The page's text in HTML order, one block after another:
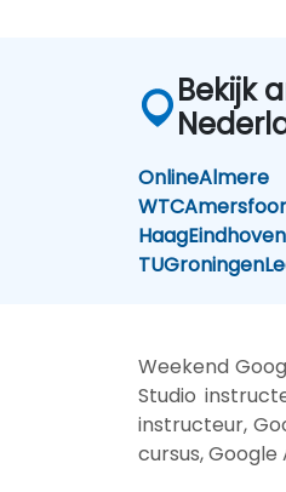
Bekijk
OnlineAlmere
WTC
HaagEindhoven
TUGroningen
Weekend
Studio
instructeur,
cursus,